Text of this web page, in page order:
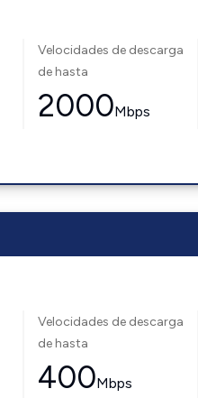
Velocidades de descarga
de hasta
2000Mbps
Velocidades de descarga
de hasta
400Mbps